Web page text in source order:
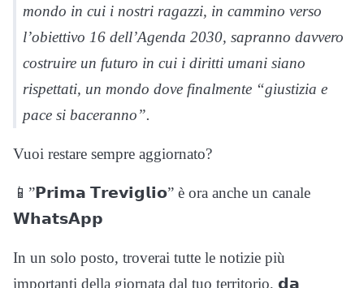
mondo in cui i nostri ragazzi, in cammino verso
l’obiettivo 16 dell’Agenda 2030, sapranno davvero
costruire un futuro in cui i diritti umani siano
rispettati, un mondo dove finalmente “giustizia e
pace si baceranno”.
Vuoi restare sempre aggiornato?
📱”𝗣𝗿𝗶𝗺𝗮 𝗧𝗿𝗲𝘃𝗶𝗴𝗹𝗶𝗼” è ora anche un canale
𝗪𝗵𝗮𝘁𝘀𝗔𝗽𝗽
In un solo posto, troverai tutte le notizie più
importanti della giornata dal tuo territorio, 𝗱𝗮